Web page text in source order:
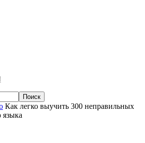
Как легко выучить 300 неправильных
языка